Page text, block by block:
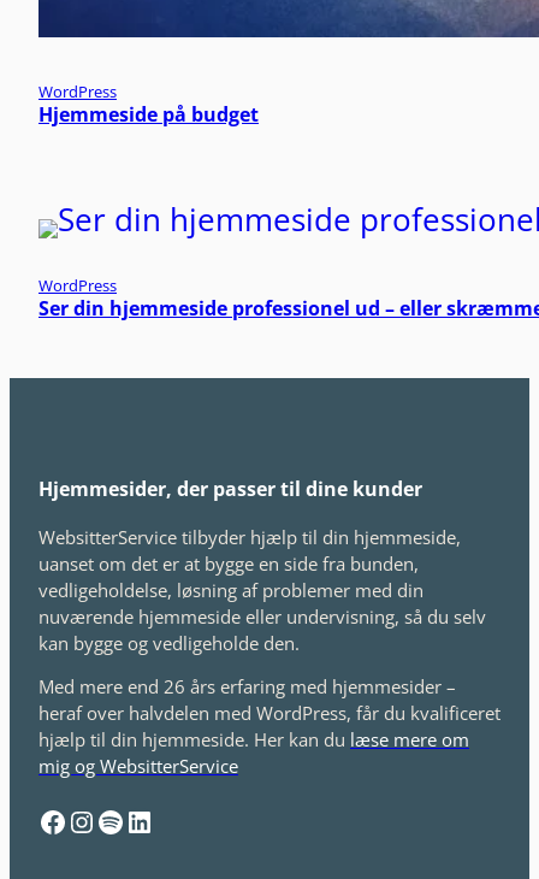
WordPress
Hjemmeside på budget
WordPress
Ser din hjemmeside professionel ud – eller
Hjemmesider, der passer til dine kunder
WebsitterService tilbyder hjælp til din hjemmeside,
uanset om det er at bygge en side fra bunden,
vedligeholdelse, løsning af problemer med din
nuværende hjemmeside eller undervisning, så du selv
kan bygge og vedligeholde den.
Med mere end 26 års erfaring med hjemmesider –
heraf over halvdelen med WordPress, får du kvalificeret
hjælp til din hjemmeside. Her kan du læse mere om
mig og WebsitterService
Facebook InstagramSpotify LinkedIn